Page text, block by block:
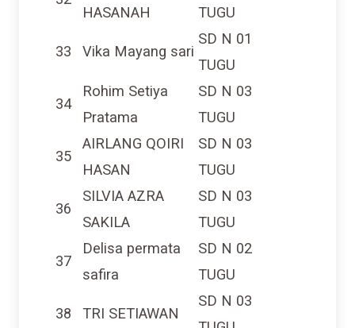
HASANAH
TUGU
33 Vika Mayang sari
SD N 01
TUGU
34
Rohim Setiya
Pratama
SD N 03
TUGU
35
AIRLANG QOIRI
HASAN
SD N 03
TUGU
36
SILVIA AZRA
SAKILA
SD N 03
TUGU
37
Delisa permata
safira
SD N 02
TUGU
38 TRI SETIAWAN
SD N 03
TUGU